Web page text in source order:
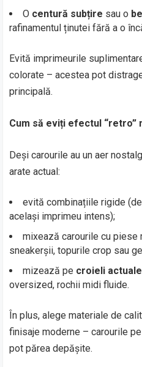
O centură subțire sau o
rafinamentul ținutei fără a o
Evită imprimeurile
colorate – acestea pot
principală.
Cum să eviți efectul “retro”
Deși carourile au un aer
arate actual:
evită combinațiile rigide
același imprimeu intens);
mixează carourile cu piese
sneakerșii, topurile crop sau
mizează pe croieli actuale
oversized, rochii midi fluide.
În plus, alege materiale de
finisaje moderne – carourile
pot părea depășite.